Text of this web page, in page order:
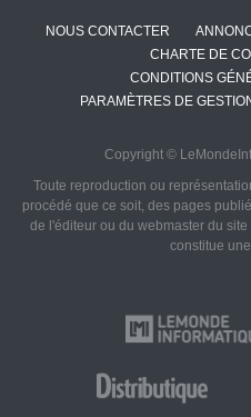
NOUS CONTACTER
CHARTE DE
CONDITIONS
PARAMÈTRES DE
Copyright ©
Toute reproduction ou
procédé que ce soit, des pages
de l'éditeur ou du webmaster du
constitue